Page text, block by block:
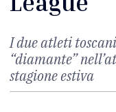
I due atleti
“diamante”
stagione estiva